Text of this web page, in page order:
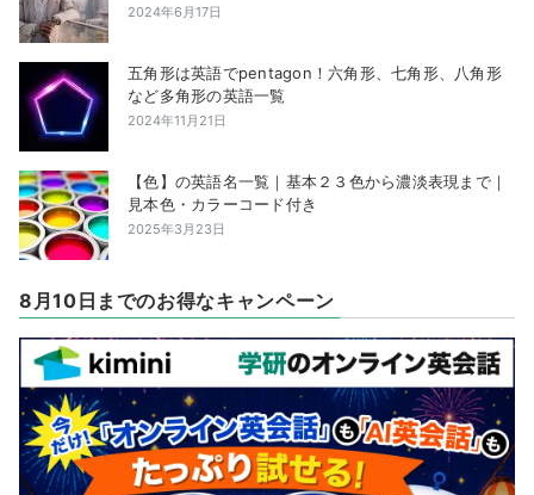
2024年6月17日
五角形は英語でpentagon！六角形、七角形、八角形
など多角形の英語一覧
2024年11月21日
【色】の英語名一覧｜基本２３色から濃淡表現まで｜
見本色・カラーコード付き
2025年3月23日
8月10日までのお得なキャンペーン